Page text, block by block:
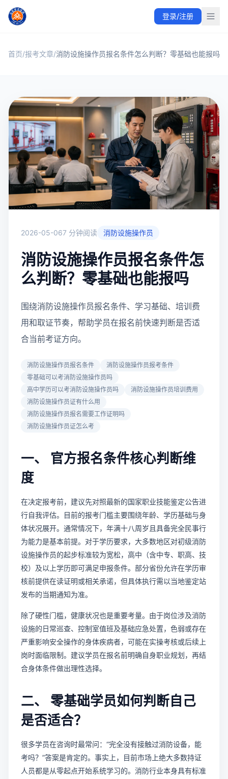
众安职业技能培训中心提供消防设施操作员与应急消防救援员
众安职业技能培训中心围绕消防设施操作员、应急消防救援员
相关参考：中华人民共和国应急管理部 中华人民共和国人力资
登录/注册
首页/报考文章/消防设施操作员报名条件怎么判断？零基础也能报吗
2026-05-067 分钟阅读 消防设施操作员
消防设施操作员报名条件怎
么判断？零基础也能报吗
围绕消防设施操作员报名条件、学习基础、培训费
用和取证节奏，帮助学员在报名前快速判断是否适
合当前考证方向。
消防设施操作员报名条件
消防设施操作员报考条件
零基础可以考消防设施操作员吗
高中学历可以考消防设施操作员吗
消防设施操作员培训费用
消防设施操作员证有什么用
消防设施操作员报名需要工作证明吗
消防设施操作员证怎么考
一、 官方报名条件核心判断维
度
在决定报考前，建议先对照最新的国家职业技能鉴定公告进
行自我评估。目前的报考门槛主要围绕年龄、学历基础与身
体状况展开。通常情况下，年满十八周岁且具备完全民事行
为能力是基本前提。对于学历要求，大多数地区对初级消防
设施操作员的起步标准较为宽松，高中（含中专、职高、技
校）及以上学历即可满足申报条件。部分省份允许在学历审
核前提供在读证明或相关承诺，但具体执行需以当地鉴定站
发布的当期通知为准。
除了硬性门槛，健康状况也是重要考量。由于岗位涉及消防
设施的日常巡查、控制室值班及基础应急处置，色弱或存在
严重影响安全操作的身体疾病者，可能在实操考核或后续上
岗时面临限制。建议学员在报名前明确自身职业规划，再结
合身体条件做出理性选择。
二、 零基础学员如何判断自己
是否适合？
很多学员在咨询时最常问：“完全没有接触过消防设备，能
考吗？”答案是肯定的。事实上，目前市场上绝大多数持证
人员都是从零起点开始系统学习的。消防行业本身具有标准